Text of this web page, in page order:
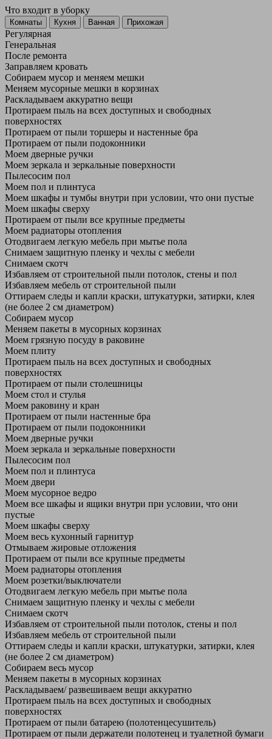
Что входит в уборку
Регу­лярная
Гене­ральная
После ремонта
Заправляем кровать
Собираем мусор и меняем мешки
Меняем мусорные мешки в корзинах
Раскладываем аккуратно вещи
Протираем пыль на всех доступных и свободных
поверхностях
Протираем от пыли торшеры и настенные бра
Протираем от пыли подоконники
Моем дверные ручки
Моем зеркала и зеркальные поверхности
Пылесосим пол
Моем пол и плинтуса
Моем шкафы и тумбы внутри при условии, что они пустые
Моем шкафы сверху
Протираем от пыли все крупные предметы
Моем радиаторы отопления
Отодвигаем легкую мебель при мытье пола
Снимаем защитную пленку и чехлы с мебели
Снимаем скотч
Избавляем от строительной пыли потолок, стены и пол
Избавляем мебель от строительной пыли
Оттираем следы и капли краски, штукатурки, затирки, клея
(не более 2 см диаметром)
Собираем мусор
Меняем пакеты в мусорных корзинах
Моем грязную посуду в раковине
Моем плиту
Протираем пыль на всех доступных и свободных
поверхностях
Протираем от пыли столешницы
Моем стол и стулья
Моем раковину и кран
Протираем от пыли настенные бра
Протираем от пыли подоконники
Моем дверные ручки
Моем зеркала и зеркальные поверхности
Пылесосим пол
Моем пол и плинтуса
Моем двери
Моем мусорное ведро
Моем все шкафы и ящики внутри при условии, что они
пустые
Моем шкафы сверху
Моем весь кухонный гарнитур
Отмываем жировые отложения
Протираем от пыли все крупные предметы
Моем радиаторы отопления
Моем розетки/выключатели
Отодвигаем легкую мебель при мытье пола
Снимаем защитную пленку и чехлы с мебели
Снимаем скотч
Избавляем от строительной пыли потолок, стены и пол
Избавляем мебель от строительной пыли
Оттираем следы и капли краски, штукатурки, затирки, клея
(не более 2 см диаметром)
Собираем весь мусор
Меняем пакеты в мусорных корзинах
Раскладываем/ развешиваем вещи аккуратно
Протираем пыль на всех доступных и свободных
поверхностях
Протираем от пыли батарею (полотенцесушитель)
Протираем от пыли держатели полотенец и туалетной бумаги